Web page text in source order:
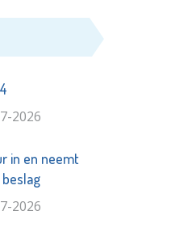
2026
in en neemt
2026